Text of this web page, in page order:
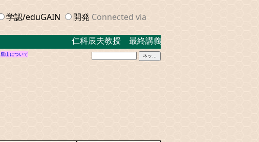
学認/eduGAIN 開発 Connected via
仁科辰夫教授 最終講義 ２０２３．３．１７ 米
鷹山について